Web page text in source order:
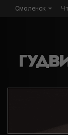
Смоленск